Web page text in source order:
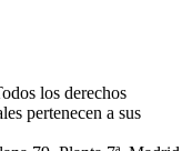
los derechos
pertenecen a sus